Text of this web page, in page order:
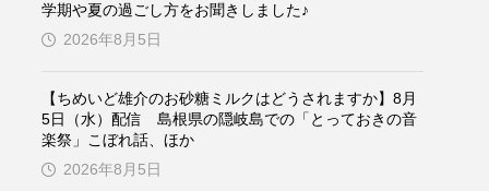
フランス フランス映画
ブレーメンの音楽隊
学期や夏の過ごし方をお聞きしました♪
2026年8月5日
【ちめいど雄介のお砂糖ミルクはどうされますか】8月
5日（水）配信 島根県の隠岐島での「とっておきの音
楽祭」こぼれ話、ほか
2026年8月5日